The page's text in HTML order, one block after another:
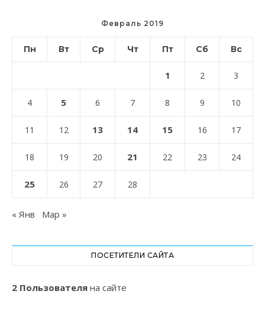
Февраль 2019
Пн Вт Ср Чт Пт Сб Вс
1 2 3
4 5 6 7 8 9 10
11 12 13 14 15 16 17
18 19 20 21 22 23 24
25 26 27 28
« Янв Мар »
ПОСЕТИТЕЛИ САЙТА
2 Пользователя на сайте